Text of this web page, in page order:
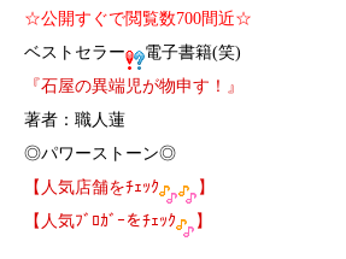
☆公開すぐで閲覧数700間近☆
ベストセラー
電子書籍(笑)
『石屋の異端児が物申す！』
著者：職人蓮
◎パワーストーン◎
【人気店舗をﾁｪｯｸ
】
【人気ﾌﾞﾛｶﾞｰをﾁｪｯｸ
】